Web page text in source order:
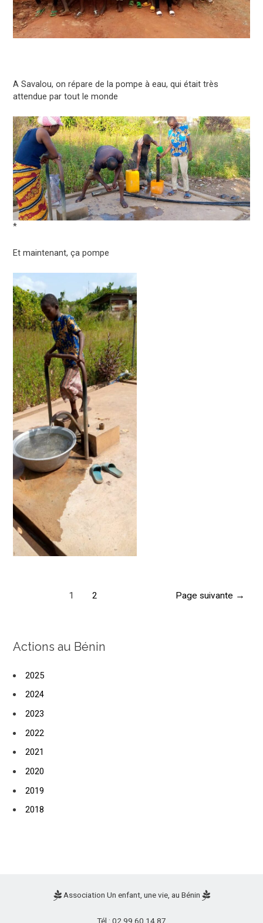
A Savalou, on répare de la pompe à eau, qui était très
attendue par tout le monde
*
Et maintenant, ça pompe
1 2 Page suivante →
Actions au Bénin
2025
2024
2023
2022
2021
2020
2019
2018
Association Un enfant, une vie, au Bénin
Tél : 02 99 60 14 87